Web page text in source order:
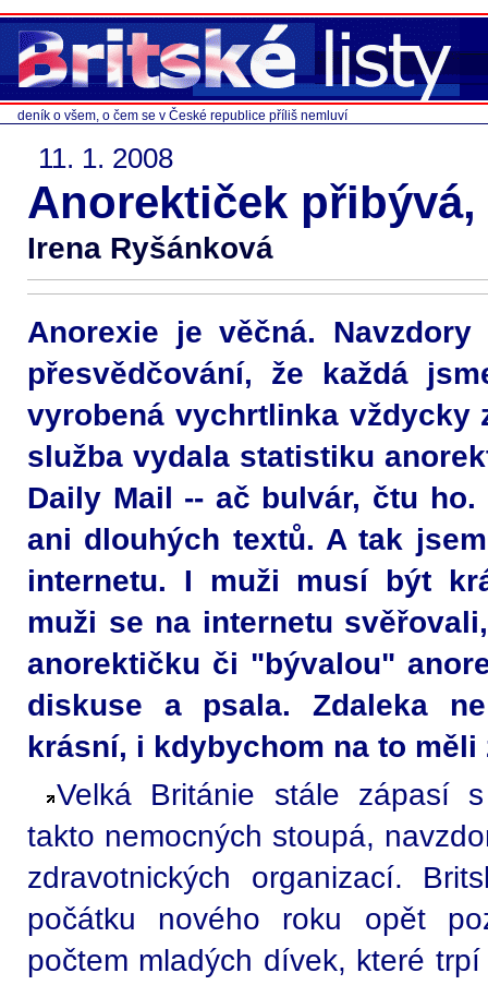
deník o všem, o čem se v České republice příliš nemluví
11. 1. 2008
Anorektiček
Irena Ryšánková
Anorexie je věčná.
přesvědčování, že každá
vyrobená vychrtlinka vždycky
služba vydala statistiku
Daily Mail -- ač bulvár, čtu
ani dlouhých textů. A tak
internetu. I muži musí být
muži se na internetu
anorektičku či "bývalou"
diskuse a psala. Zdaleka
krásní, i kdybychom na to měli
Velká Británie stále zápasí
takto nemocných stoupá,
zdravotnických organizací.
počátku nového roku opět
počtem mladých dívek, které